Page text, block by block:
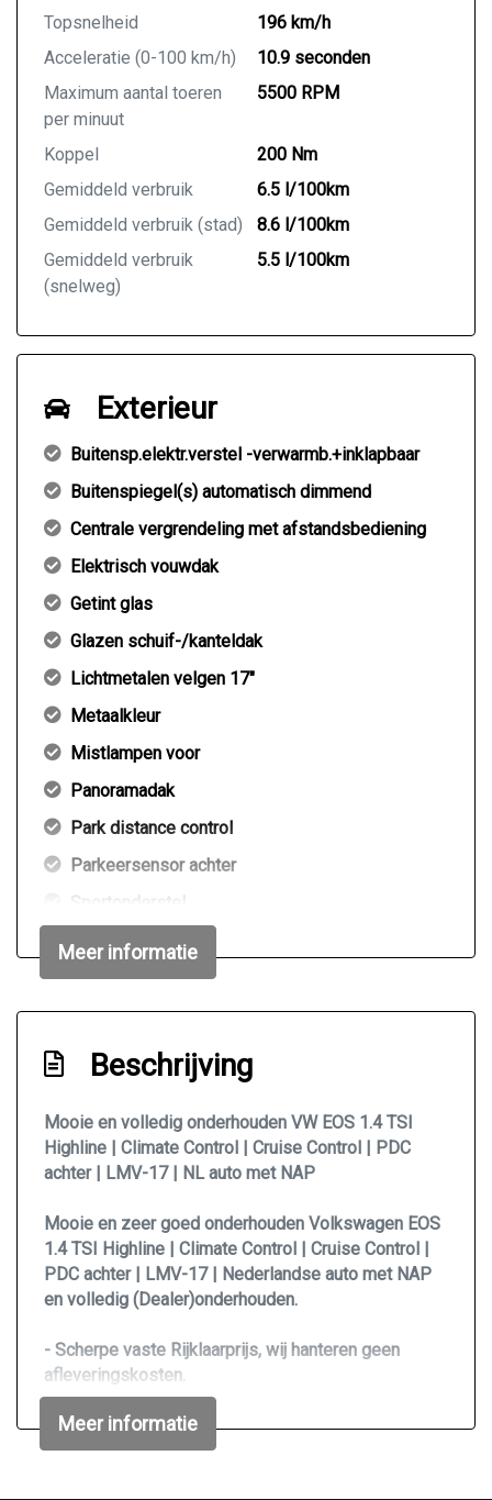
Topsnelheid
196 km/h
Acceleratie (0-100 km/h)
10.9 seconden
Maximum aantal toeren
per minuut
5500 RPM
Koppel
200 Nm
Gemiddeld verbruik
6.5 l/100km
Gemiddeld verbruik (stad)
8.6 l/100km
Gemiddeld verbruik
(snelweg)
5.5 l/100km
Exterieur
Buitensp.elektr.verstel -verwarmb.+inklapbaar
Buitenspiegel(s) automatisch dimmend
Centrale vergrendeling met afstandsbediening
Elektrisch vouwdak
Getint glas
Glazen schuif-/kanteldak
Lichtmetalen velgen 17"
Metaalkleur
Mistlampen voor
Panoramadak
Park distance control
Parkeersensor achter
Sportonderstel
Sportvelgen
Windscherm
Aluminium interieur afwerking
Armsteun voor
Binnenspiegel automatisch dimmend
Electronic climate control
Elektrische ramen voor en achter
Hoofdsteunen achter
Hoofdsteunen anti-whiplash
Stuur en versnellingspook (kunst)leder
Stuur leder
Stuurbekrachtiging
Meer informatie
Beschrijving
Mooie en volledig onderhouden VW EOS 1.4 TSI
Highline | Climate Control | Cruise Control | PDC
achter | LMV-17 | NL auto met NAP
Mooie en zeer goed onderhouden Volkswagen EOS
1.4 TSI Highline | Climate Control | Cruise Control |
PDC achter | LMV-17 | Nederlandse auto met NAP
en volledig (Dealer)onderhouden.
- Scherpe vaste Rijklaarprijs, wij hanteren geen
afleveringskosten.
- Zeer Goed onderhouden (Onderhoudsboekje
volledig bijgehouden)
- Laatste Grote Onderhoudsbeurt gehad bij km-stand
Meer informatie